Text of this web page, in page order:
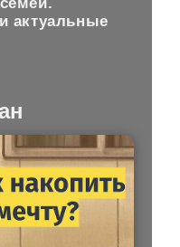
актуальные